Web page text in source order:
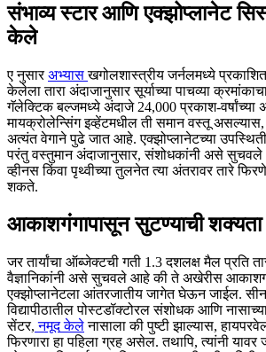
संभाव्य स्टार आणि एक्झोप्लानेट
केले
ए नुसारअभ्यासखगोलशास्त्रीय जर्नलमध्ये
केलेला तारा अंदाजानुसार सूर्याच्या पाचव्या
गॅलेक्टिक बल्जमध्ये अंदाजे 24,000 प्रकाश-वर्षांच्या
मायक्रोलेन्सिंग इव्हेंटमधील ती समान वस्तू
अत्यंत वेगाने पुढे जात आहे. एक्झोप्लानेटच्या
परंतु वस्तुमान अंदाजानुसार, संशोधकांनी असे
व्हीनस किंवा पृथ्वीच्या तुलनेत त्या अंतरावर तारे
शकते.
आकाशगंगापासून सुटण्याची शक्यता
जर तार्यांचा ऑब्जेक्टची गती 1.3 दशलक्ष मैल प्रति
वैज्ञानिकांनी असे सुचवले आहे की ते अखेरीस
एक्झोप्लानेटला आंतरजातीय जागेत घेऊन जाईल.
विद्यापीठातील पोस्टडॉक्टोरल संशोधक आणि
सेंटर, नमूद केलेनासाला की पुष्टी झाल्यास,
फिरणारा हा पहिला ग्रह असेल. तथापि, त्यांनी यावर